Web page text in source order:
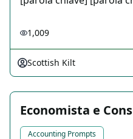
1,009
Scottish Kilt
Economista e
Accounting Prompts